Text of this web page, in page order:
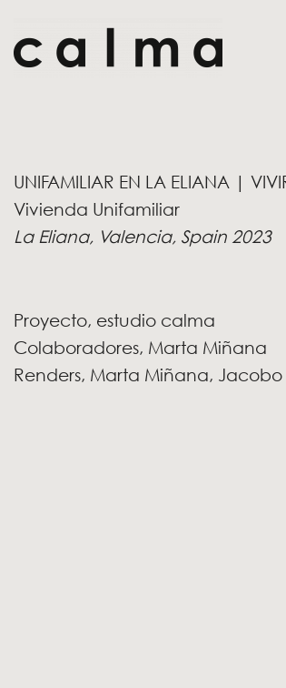
UNIFAMILIAR EN LA ELIANA |
Vivienda Unifamiliar
La Eliana, Valencia, Spain 2023
Proyecto, estudio calma
Colaboradores, Marta Miñana
Renders, Marta Miñana,